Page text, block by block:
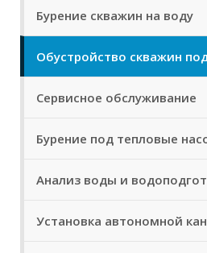
Бурение скважин на воду
Обустройство скважин
Сервисное обслуживание
Бурение под тепловые
Анализ воды и
Установка автономной